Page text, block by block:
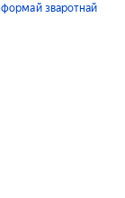
формай зваротнай